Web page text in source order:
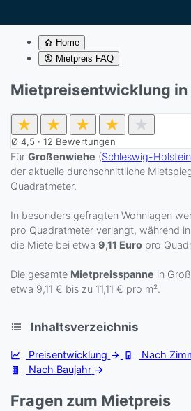
Home
Mietpreis FAQ
Mietpreisentwicklung in
★ ★ ★ ★ ★
Ø 4,5 · 12 Bewertungen
Für Großenwiehe (Schleswig-Holstein
der aktuelle durchschnittliche
Quadratmeter.
In besonders gefragten Wohnlagen
pro Quadratmeter verlangt, während
die Miete bei etwa 9,11 Euro pro
Die gesamte Mietpreisspanne in
etwa 9,11 € bis zu 11,11 € pro m².
Inhaltsverzeichnis
Preisentwicklung Nach
Nach Baujahr
Fragen zum Mietpreis